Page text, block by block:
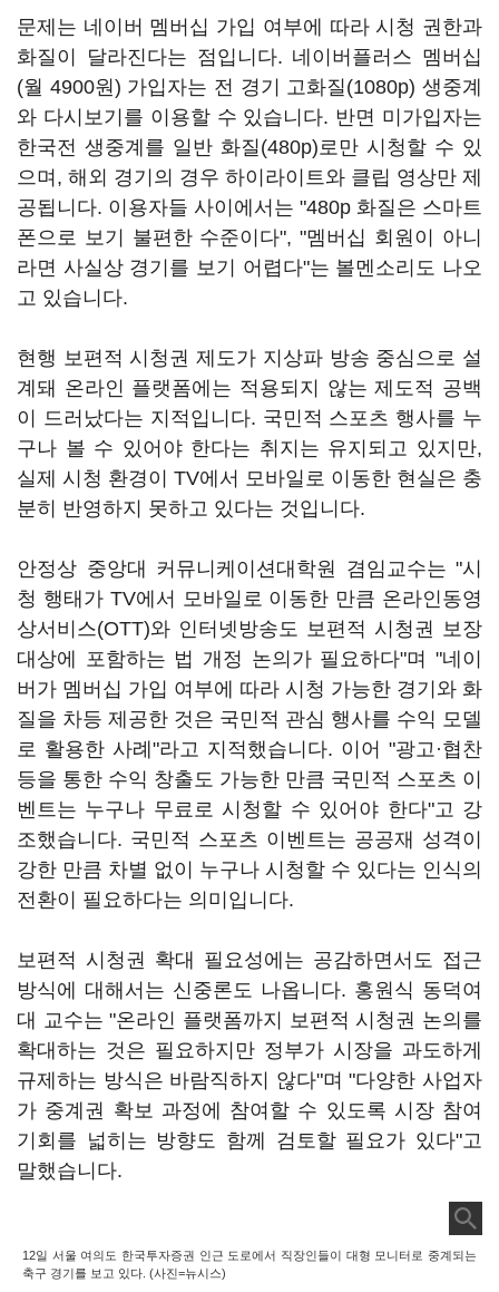
문제는 네이버 멤버십 가입 여부에 따라 시청 권한과
화질이 달라진다는 점입니다. 네이버플러스 멤버십
(월 4900원) 가입자는 전 경기 고화질(1080p) 생중계
와 다시보기를 이용할 수 있습니다. 반면 미가입자는
한국전 생중계를 일반 화질(480p)로만 시청할 수 있
으며, 해외 경기의 경우 하이라이트와 클립 영상만 제
공됩니다. 이용자들 사이에서는 "480p 화질은 스마트
폰으로 보기 불편한 수준이다", "멤버십 회원이 아니
라면 사실상 경기를 보기 어렵다"는 볼멘소리도 나오
고 있습니다.
현행 보편적 시청권 제도가 지상파 방송 중심으로 설
계돼 온라인 플랫폼에는 적용되지 않는 제도적 공백
이 드러났다는 지적입니다. 국민적 스포츠 행사를 누
구나 볼 수 있어야 한다는 취지는 유지되고 있지만,
실제 시청 환경이 TV에서 모바일로 이동한 현실은 충
분히 반영하지 못하고 있다는 것입니다.
안정상 중앙대 커뮤니케이션대학원 겸임교수는 "시
청 행태가 TV에서 모바일로 이동한 만큼 온라인동영
상서비스(OTT)와 인터넷방송도 보편적 시청권 보장
대상에 포함하는 법 개정 논의가 필요하다"며 "네이
버가 멤버십 가입 여부에 따라 시청 가능한 경기와 화
질을 차등 제공한 것은 국민적 관심 행사를 수익 모델
로 활용한 사례"라고 지적했습니다. 이어 "광고·협찬
등을 통한 수익 창출도 가능한 만큼 국민적 스포츠 이
벤트는 누구나 무료로 시청할 수 있어야 한다"고 강
조했습니다. 국민적 스포츠 이벤트는 공공재 성격이
강한 만큼 차별 없이 누구나 시청할 수 있다는 인식의
전환이 필요하다는 의미입니다.
보편적 시청권 확대 필요성에는 공감하면서도 접근
방식에 대해서는 신중론도 나옵니다. 홍원식 동덕여
대 교수는 "온라인 플랫폼까지 보편적 시청권 논의를
확대하는 것은 필요하지만 정부가 시장을 과도하게
규제하는 방식은 바람직하지 않다"며 "다양한 사업자
가 중계권 확보 과정에 참여할 수 있도록 시장 참여
기회를 넓히는 방향도 함께 검토할 필요가 있다"고
말했습니다.
12일 서울 여의도 한국투자증권 인근 도로에서 직장인들이 대형 모니터로 중계되는
축구 경기를 보고 있다. (사진=뉴시스)